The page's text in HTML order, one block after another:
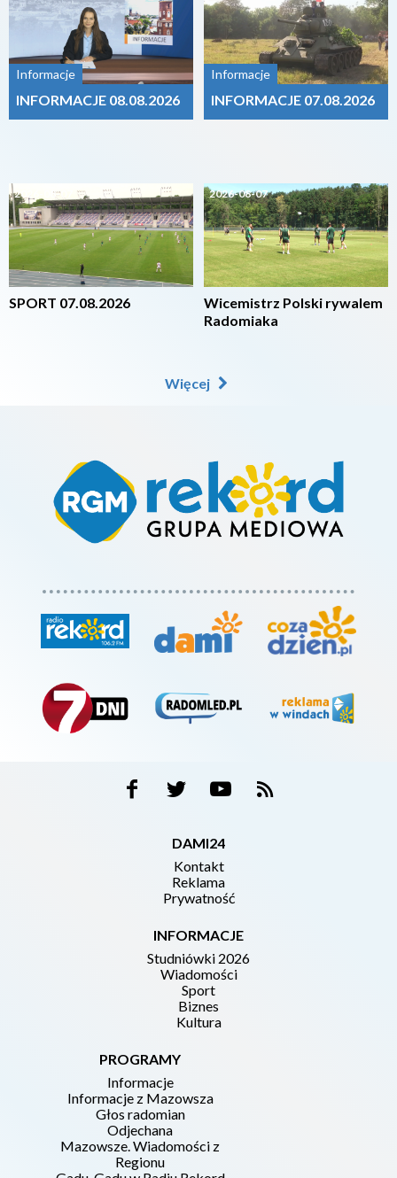
Informacje
INFORMACJE 08.08.2026
2026-08-07
SPORT 07.08.2026
Informacje
INFORMACJE 07.08.2026
2026-08-07
Wicemistrz Polski rywalem
Radomiaka
Więcej
DAMI24
Kontakt
Reklama
Prywatność
INFORMACJE
Studniówki 2026
Wiadomości
Sport
Biznes
Kultura
PROGRAMY
Informacje
Informacje z Mazowsza
Głos radomian
Odjechana
Mazowsze. Wiadomości z
Regionu